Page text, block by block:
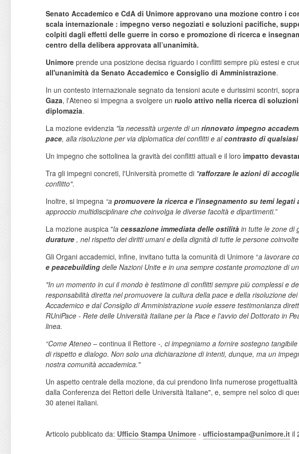
Senato Accademico e CdA di Unimore approvano una mozione contro i
scala internazionale : impegno verso negoziati e soluzioni pacifiche,
colpiti dagli effetti delle guerre in corso e promozione di ricerca e
centro della delibera approvata all’unanimità.
Unimore prende una posizione decisa riguardo i conflitti sempre più estesi e
all'unanimità da Senato Accademico e Consiglio di Amministrazione.
In un contesto internazionale segnato da tensioni acute e durissimi scontri,
Gaza, l'Ateneo si impegna a svolgere un ruolo attivo nella ricerca di
diplomazia.
La mozione evidenzia "la necessità urgente di un rinnovato impegno
pace, alla risoluzione per via diplomatica dei conflitti e alcontrasto di
Un impegno che sottolinea la gravità dei conflitti attuali e il loro impatto
Tra gli impegni concreti, l'Università promette di "rafforzare le azioni di
conflitto".
Inoltre, si impegna “a promuovere la ricerca e l'insegnamento su temi legati
approccio multidisciplinare che coinvolga le diverse facoltà e dipartimenti.”
La mozione auspica "la cessazione immediata delle ostilità in tutte le zone di
durature , nel rispetto dei diritti umani e della dignità di tutte le persone
Gli Organi accademici, infine, invitano tutta la comunità di Unimore “a lavorare
e peacebuilding delle Nazioni Unite e in una sempre costante promozione di
"In un momento in cui il mondo è testimone di conflitti sempre più complessi e
responsabilità diretta nel promuovere la cultura della pace e della risoluzione
Accademico e dal Consiglio di Amministrazione vuole essere testimonianza
RUniPace - Rete delle Università Italiane per la Pace e l'avvio del Dottorato in
linea.
“Come Ateneo – continua il Rettore -, ci impegniamo a fornire sostegno
di rispetto e dialogo. Non solo una dichiarazione di intenti, dunque, ma un
nostra comunità accademica."
Un aspetto centrale della mozione, da cui prendono linfa numerose
dalla Conferenza dei Rettori delle Università Italiane", e, sempre nel solco di
30 atenei italiani.
Articolo pubblicato da: Ufficio Stampa Unimore - ufficiostampa@unimore.it il